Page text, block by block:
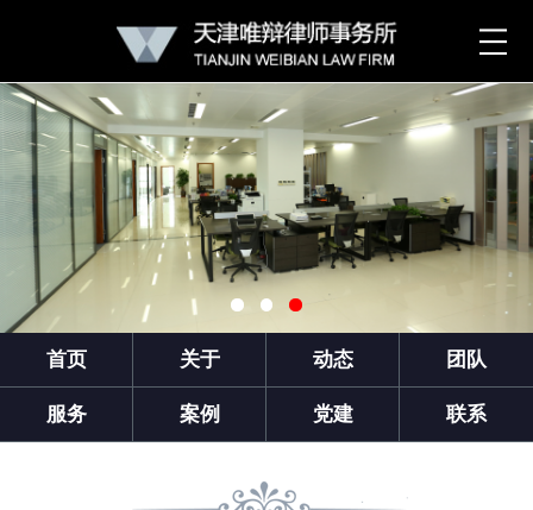
首页 关于 动态 团队
服务 案例 党建 联系